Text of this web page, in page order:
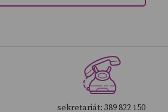
sekretariát: 389 822 150